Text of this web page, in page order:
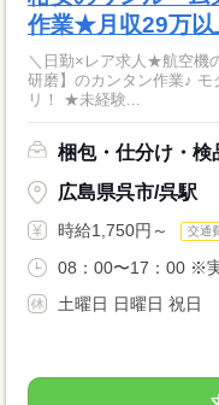
作業★月収29万以
＼日勤×レア求人★航空機
研磨】のカンタン作業♪ モ
リ！ ★未経験...
梱包・仕分け・検
広島県呉市/呉駅
時給1,750円～ 交通
08：00〜17：00 ※
土曜日 日曜日 祝日